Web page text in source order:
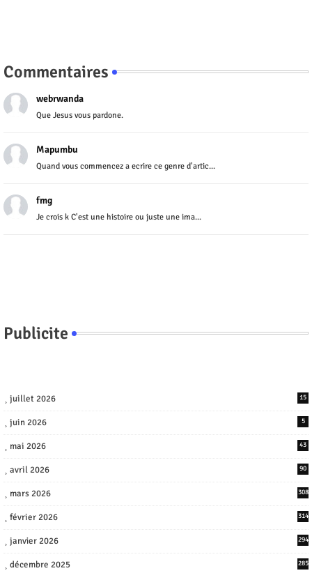
Commentaires
webrwanda
Que Jesus vous pardone.
Mapumbu
Quand vous commencez a ecrire ce genre d'artic...
fmg
Je crois k C'est une histoire ou juste une ima...
Publicite
juillet 2026 15
juin 2026 5
mai 2026 43
avril 2026 90
mars 2026 308
février 2026 314
janvier 2026 294
décembre 2025 285